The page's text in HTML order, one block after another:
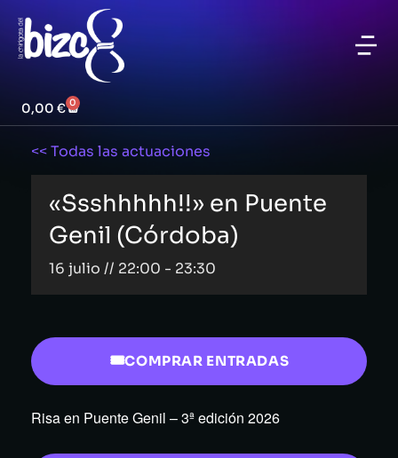
0,00 € 0
<< Todas las actuaciones
«Ssshhhhh!!» en Puente
Genil (Córdoba)
16 julio // 22:00 - 23:30
COMPRAR ENTRADAS
Risa en Puente Genil – 3ª edición 2026